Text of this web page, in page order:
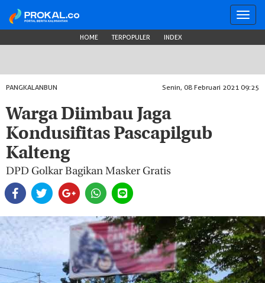
HOME TERPOPULER INDEX
PANGKALANBUN Senin, 08 Februari 2021 09:25
Warga Diimbau Jaga
Kondusifitas Pascapilgub
Kalteng
DPD Golkar Bagikan Masker Gratis